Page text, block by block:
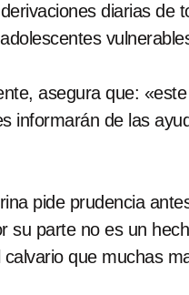
diarias
asegura que:
informarán de las
pide prudencia
su parte no es un
que muchas